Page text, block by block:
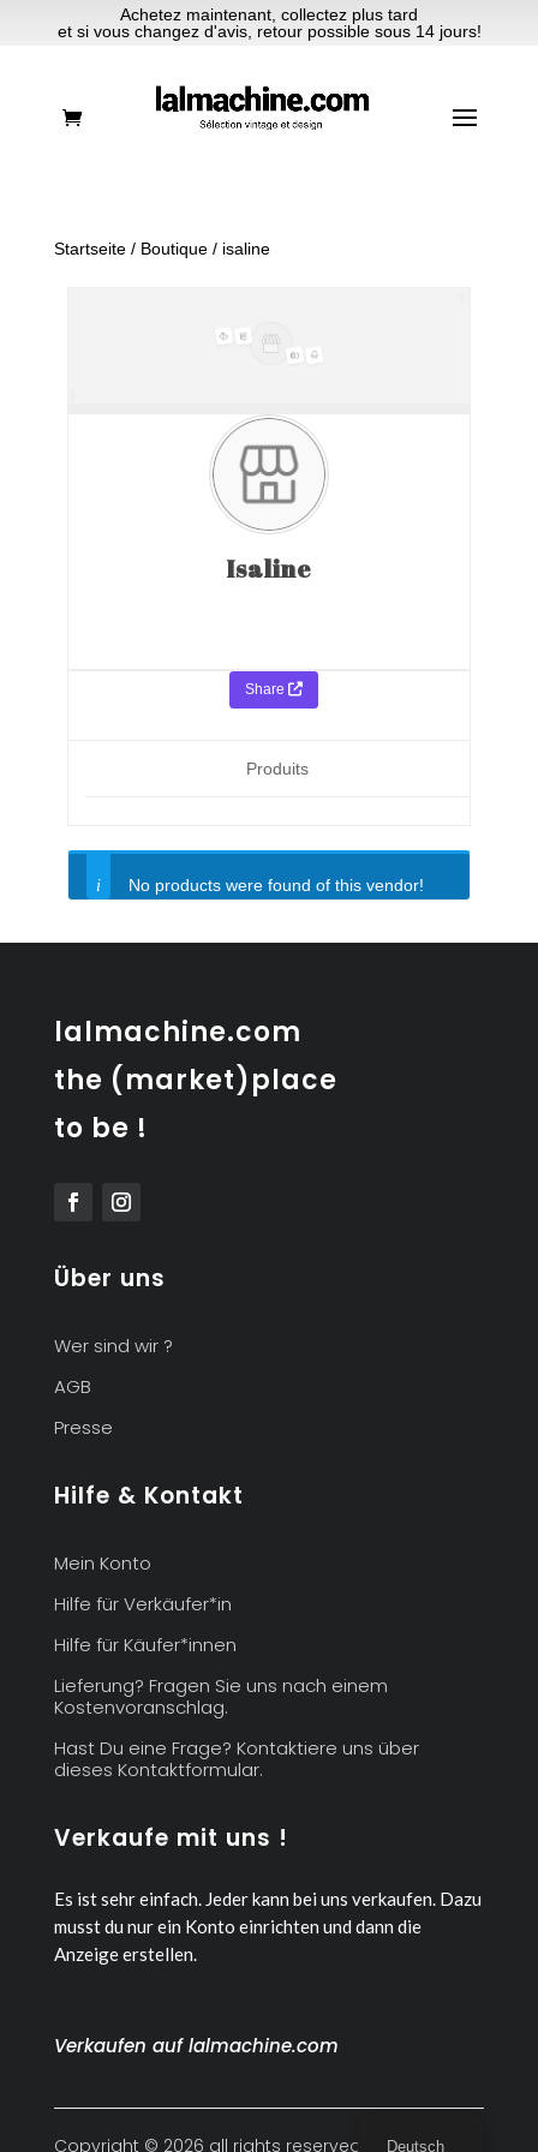
Achetez maintenant, collectez plus tard
et si vous changez d'avis, retour possible sous 14 jours!
Startseite/ Boutique/ isaline
Isaline
Share
Produits
No products were found of this vendor!
lalmachine.com
the (market)place
to be !
Über uns
Wer sind wir ?
AGB
Presse
Hilfe & Kontakt
Mein Konto
Hilfe für Verkäufer*in
Hilfe für Käufer*innen
Lieferung? Fragen Sie uns nach einem
Kostenvoranschlag.
Hast Du eine Frage? Kontaktiere uns über
dieses Kontaktformular.
Verkaufe mit uns !
Es ist sehr einfach. Jeder kann bei uns verkaufen. Dazu
musst du nur ein Konto einrichten und dann die
Anzeige erstellen.
Verkaufen auf lalmachine.com
Copyright © 2026 all rights reserved Deutsch